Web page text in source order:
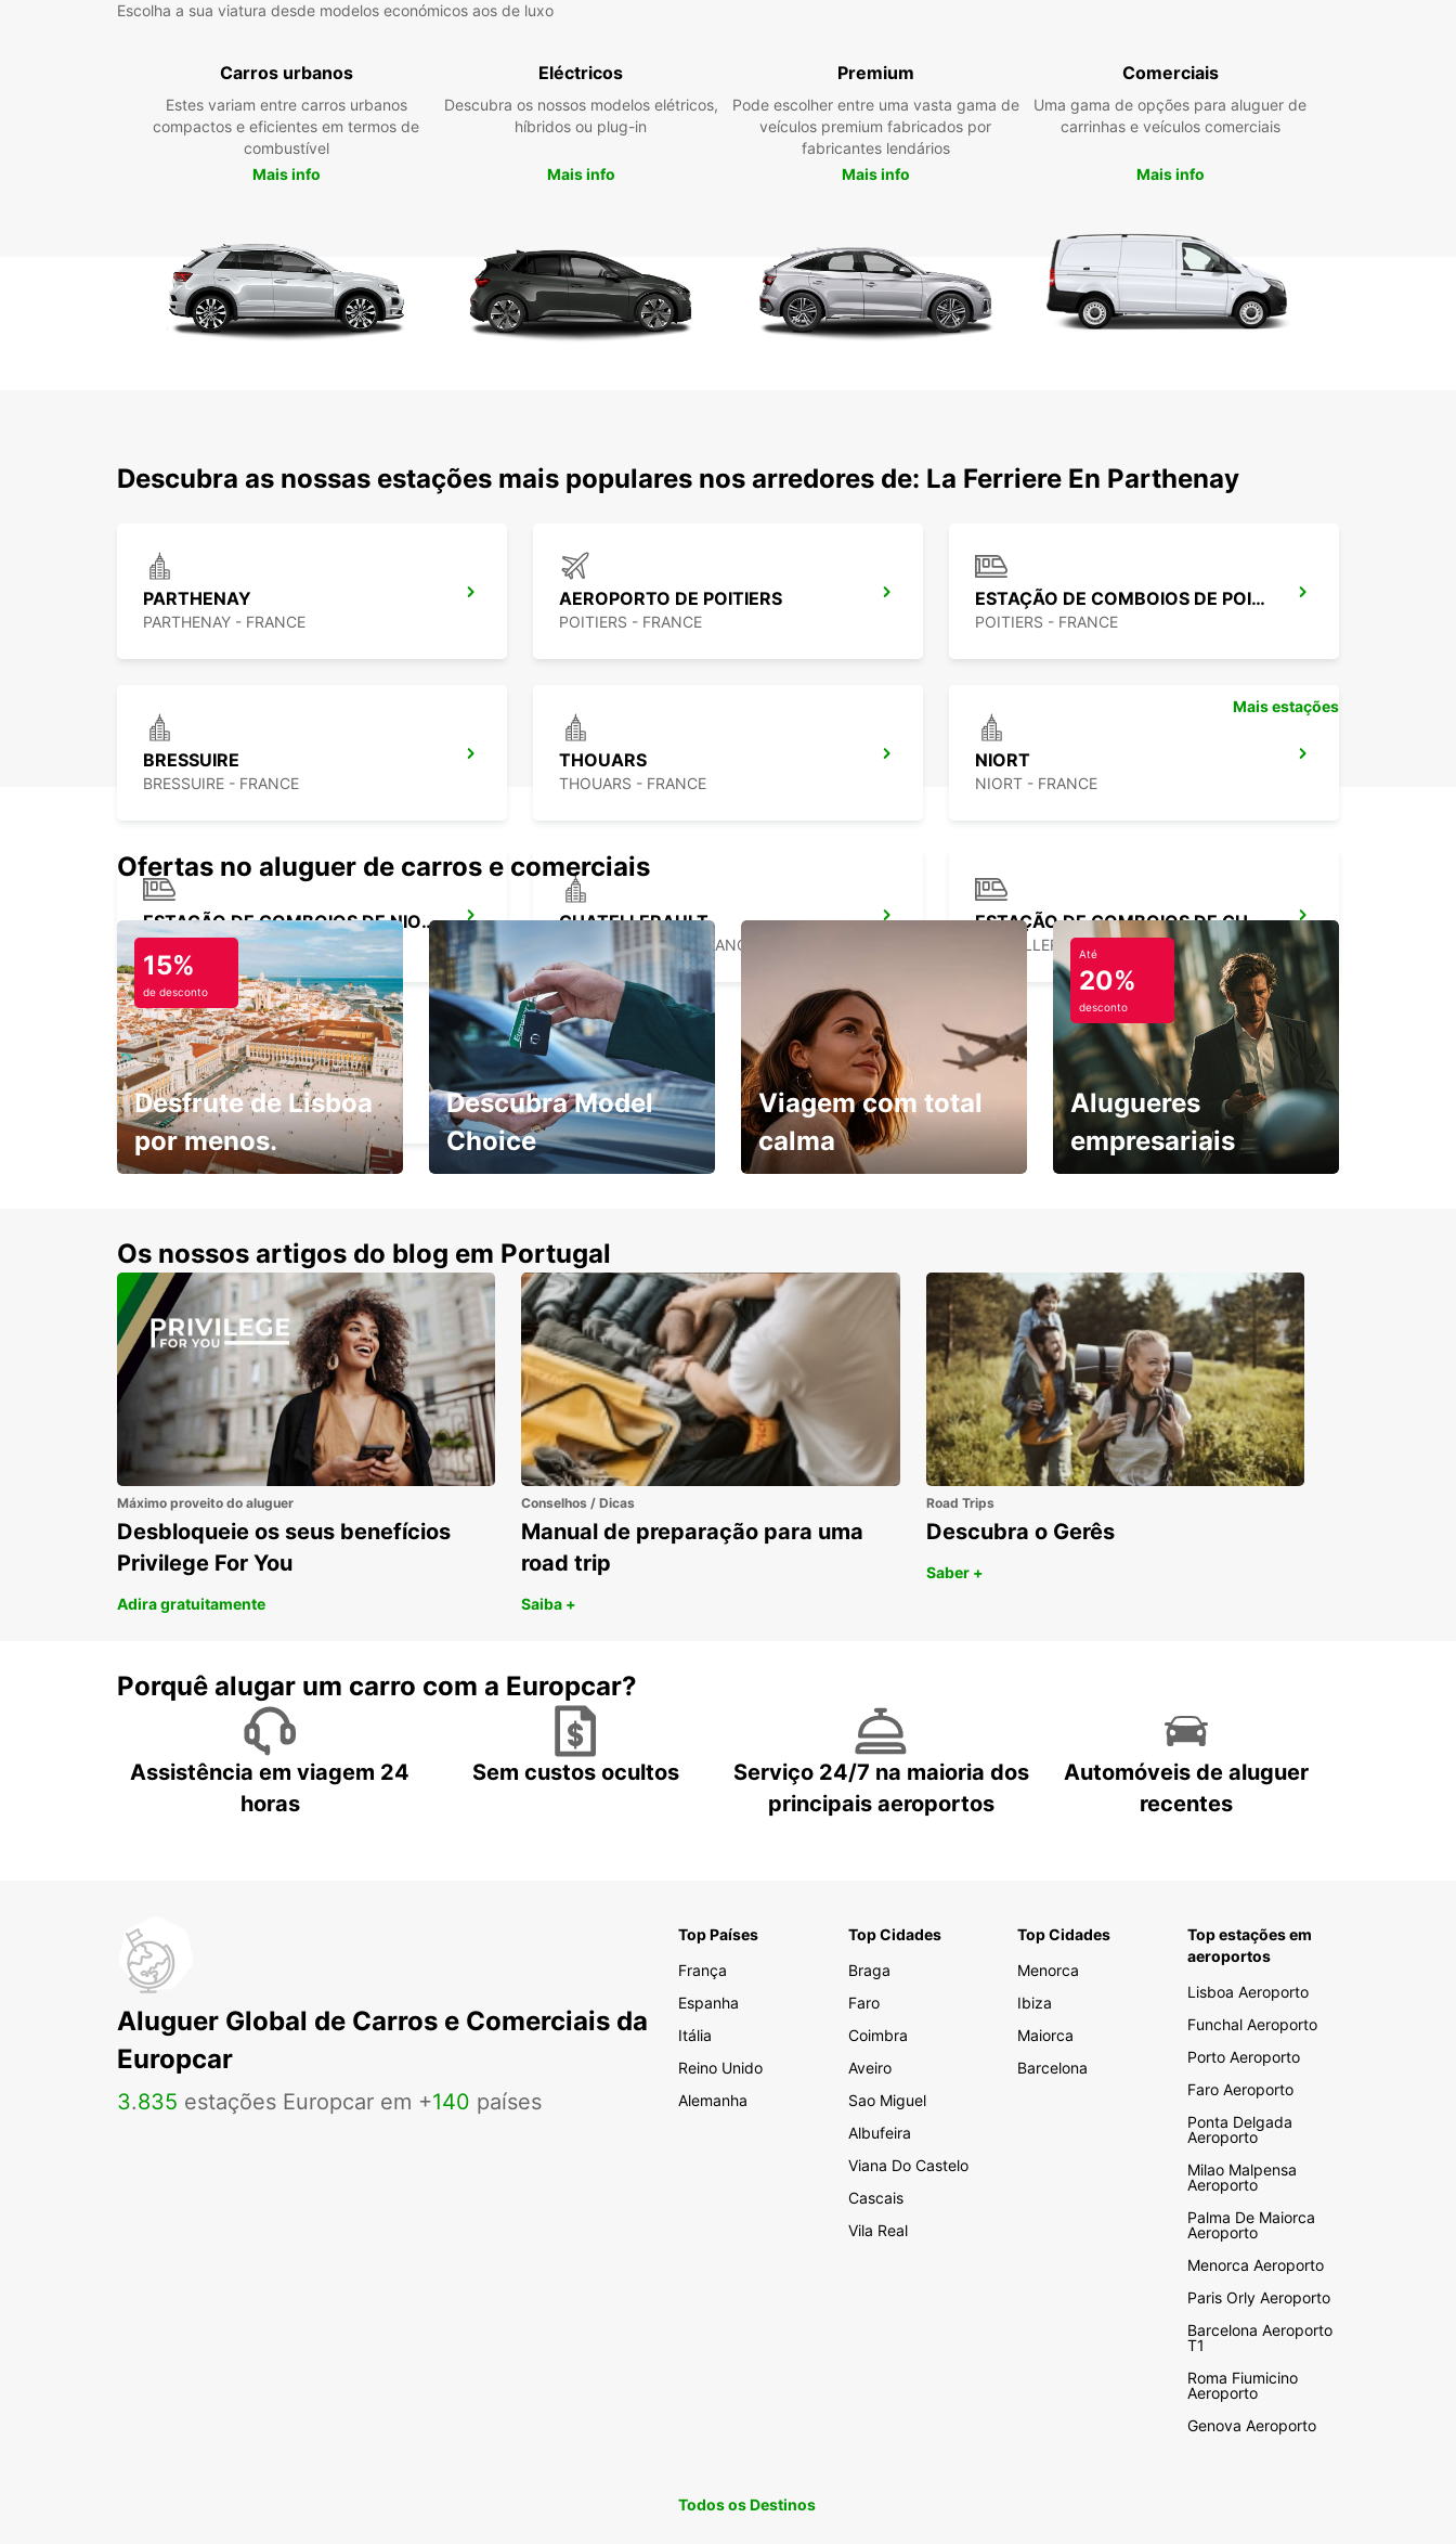
Escolha a sua viatura desde modelos económicos aos de luxo
Carros urbanos
Estes variam entre carros urbanos
compactos e eficientes em termos de
combustível
Mais info
Eléctricos
Descubra os nossos modelos elétricos,
híbridos ou plug-in
Mais info
Premium
Pode escolher entre uma vasta gama de
veículos premium fabricados por
fabricantes lendários
Mais info
Comerciais
Uma gama de opções para aluguer de
carrinhas e veículos comerciais
Mais info
Descubra as nossas estações mais populares nos arredores de: La Ferriere En Parthenay
PARTHENAY
PARTHENAY - FRANCE
AEROPORTO DE POITIERS
POITIERS - FRANCE
ESTAÇÃO DE COMBOIOS DE POITIERS
POITIERS - FRANCE
BRESSUIRE
BRESSUIRE - FRANCE
THOUARS
THOUARS - FRANCE
NIORT
NIORT - FRANCE
ESTAÇÃO DE COMBOIOS DE NIORT
NIORT - FRANCE
CHATELLERAULT
CHATELLERAULT - FRANCE
ESTAÇÃO DE COMBOIOS DE CHATELLERAULT
CHATELLERAULT - FRANCE
CHAUVIGNY
CHAUVIGNY - FRANCE
Mais estações
Ofertas no aluguer de carros e comerciais
15%
de desconto
Desfrute de Lisboa
por menos.
Descubra Model
Choice
Viagem com total
calma
Até
20%
desconto
Alugueres
empresariais
Os nossos artigos do blog em Portugal
Máximo proveito do aluguer
Desbloqueie os seus benefícios
Privilege For You
Adira gratuitamente
Conselhos / Dicas
Manual de preparação para uma
road trip
Saiba +
Road Trips
Descubra o Gerês
Saber +
Porquê alugar um carro com a Europcar?
Assistência em viagem 24
horas
Sem custos ocultos
Serviço 24/7 na maioria dos
principais aeroportos
Automóveis de aluguer
recentes
Aluguer Global de Carros e Comerciais da
Europcar
3.835 estações Europcar em +140 países
Top Países
França
Espanha
Itália
Reino Unido
Alemanha
Top Cidades
Braga
Faro
Coimbra
Aveiro
Sao Miguel
Albufeira
Viana Do Castelo
Cascais
Vila Real
Top Cidades
Menorca
Ibiza
Maiorca
Barcelona
Top estações em
aeroportos
Lisboa Aeroporto
Funchal Aeroporto
Porto Aeroporto
Faro Aeroporto
Ponta Delgada
Aeroporto
Milao Malpensa
Aeroporto
Palma De Maiorca
Aeroporto
Menorca Aeroporto
Paris Orly Aeroporto
Barcelona Aeroporto
T1
Roma Fiumicino
Aeroporto
Genova Aeroporto
Todos os Destinos